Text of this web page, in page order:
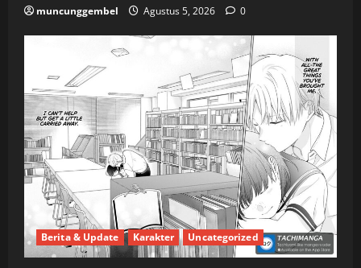
muncunggembel Agustus 5, 2026 0
Berita & Update Karakter Uncategorized